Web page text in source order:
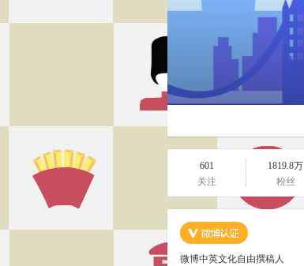
601
关注
1819.8万
粉丝
微博中英文化自由撰稿人